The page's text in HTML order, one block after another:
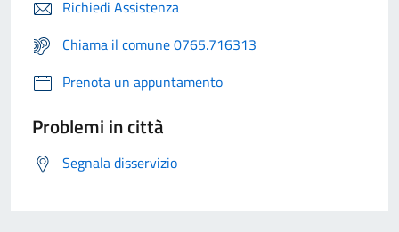
Richiedi Assistenza
Chiama il comune 0765.716313
Prenota un appuntamento
Problemi in città
Segnala disservizio